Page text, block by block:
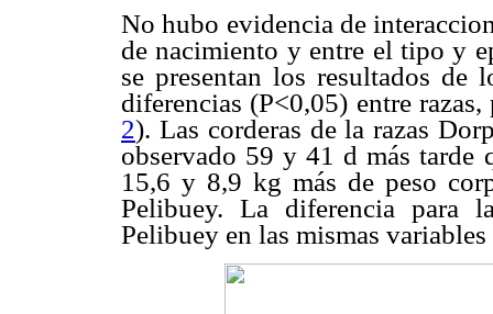
No hubo evidencia de
de nacimiento y entre el tipo y
se presentan los resultados de
diferencias (P<0,05) entre
2). Las corderas de la razas
observado 59 y 41 d más tarde
15,6 y 8,9 kg más de peso
Pelibuey. La diferencia para
Pelibuey en las mismas